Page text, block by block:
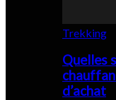
Trekking
Quelles
d’achat